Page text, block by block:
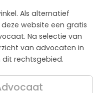
Als alternatief
website een gratis
Na selectie van
van advocaten in
dit rechtsgebied.